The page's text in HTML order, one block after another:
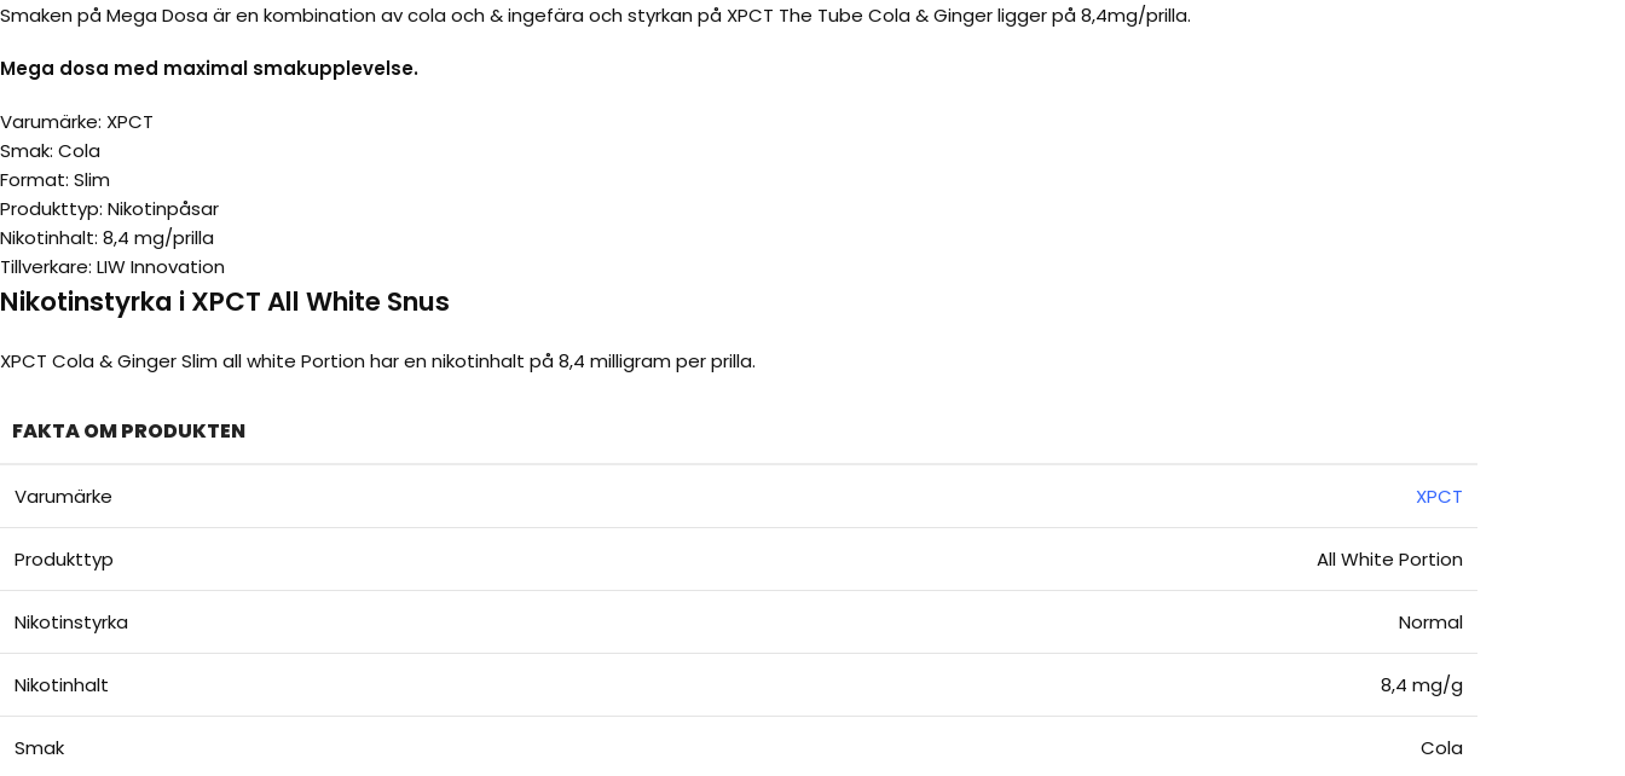
Smaken på Mega Dosa är en kombination av cola och & ingefära och styrkan på XPCT The Tube Cola & Ginger ligger på 8,4mg/prilla.
Mega dosa med maximal smakupplevelse.
Varumärke: XPCT
Smak: Cola
Format: Slim
Produkttyp: Nikotinpåsar
Nikotinhalt: 8,4 mg/prilla
Tillverkare: LIW Innovation
Nikotinstyrka i XPCT All White Snus
XPCT Cola & Ginger Slim all white Portion har en nikotinhalt på 8,4 milligram per prilla.
FAKTA OM PRODUKTEN
Varumärke XPCT
Produkttyp All White Portion
Nikotinstyrka Normal
Nikotinhalt 8,4 mg/g
Smak Cola